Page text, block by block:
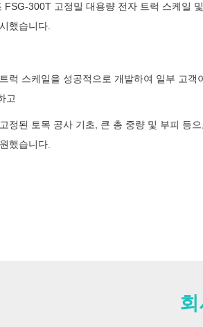
FSG-300T 고정밀 대용량 전자 트럭 스케일
했습니다.
럭 스케일을 성공적으로 개발하여 일부 고객
고
정된 토목 공사 기초, 큰 총 중량 및 부피 등
했습니다.